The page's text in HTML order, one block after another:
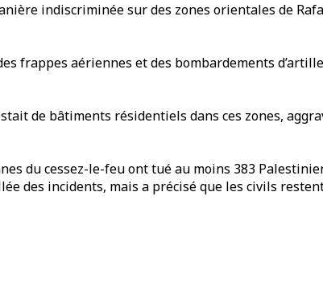
indiscriminée sur des zones orientales de
frappes aériennes et des bombardements
de bâtiments résidentiels dans ces zones,
du cessez-le-feu ont tué au moins 383
des incidents, mais a précisé que les civils